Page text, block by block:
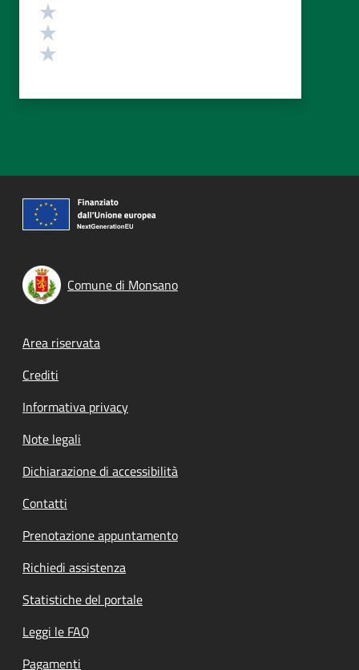
Comune di Monsano
Footer menu
Area riservata
Crediti
Informativa privacy
Note legali
Dichiarazione di accessibilità
Contatti
Prenotazione appuntamento
Richiedi assistenza
Statistiche del portale
Leggi le FAQ
Pagamenti